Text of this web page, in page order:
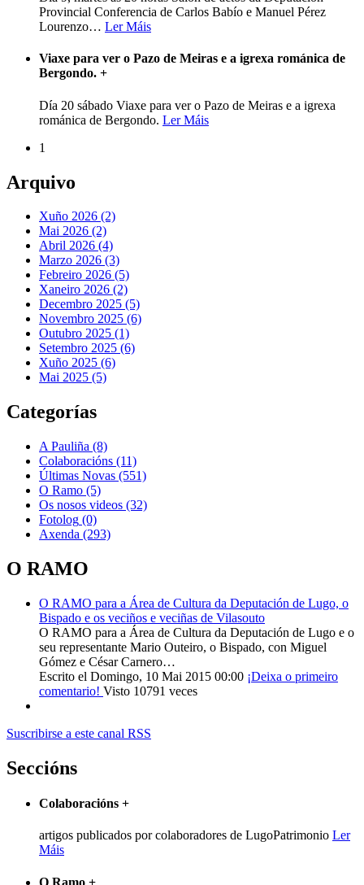
Provincial Conferencia de Carlos Babío e Manuel Pérez
Lourenzo… Ler Máis
Viaxe para ver o Pazo de Meiras e a igrexa románica de
Bergondo. +
Día 20 sábado Viaxe para ver o Pazo de Meiras e a igrexa
románica de Bergondo. Ler Máis
1
Arquivo
Xuño 2026 (2)
Mai 2026 (2)
Abril 2026 (4)
Marzo 2026 (3)
Febreiro 2026 (5)
Xaneiro 2026 (2)
Decembro 2025 (5)
Novembro 2025 (6)
Outubro 2025 (1)
Setembro 2025 (6)
Xuño 2025 (6)
Mai 2025 (5)
Categorías
A Pauliña (8)
Colaboracións (11)
Últimas Novas (551)
O Ramo (5)
Os nosos videos (32)
Fotolog (0)
Axenda (293)
O RAMO
O RAMO para a Área de Cultura da Deputación de Lugo, o
Bispado e os veciños e veciñas de Vilasouto
O RAMO para a Área de Cultura da Deputación de Lugo e o
seu representante Mario Outeiro, o Bispado, con Miguel
Gómez e César Carnero…
Escrito el Domingo, 10 Mai 2015 00:00 ¡Deixa o primeiro
comentario! Visto 10791 veces
Suscribirse a este canal RSS
Seccións
Colaboracións +
artigos publicados por colaboradores de LugoPatrimonio Ler
Máis
O Ramo +